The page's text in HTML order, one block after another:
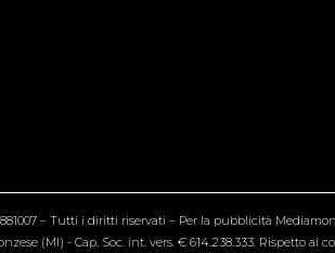
– Tutti i diritti riservati – Per la pubblicità
(MI) - Cap. Soc. int. vers. € 614.238.333. Rispetto